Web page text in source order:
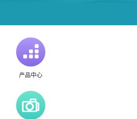
产品中心